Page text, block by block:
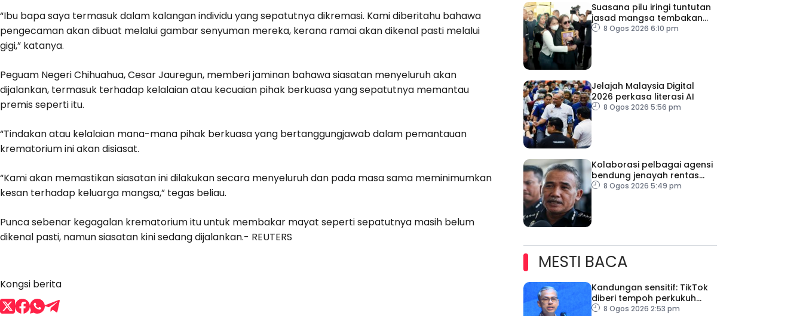
“Ibu bapa saya termasuk dalam kalangan individu yang sepatutnya dikremasi. Kami diberitahu bahawa
pengecaman akan dibuat melalui gambar senyuman mereka, kerana ramai akan dikenal pasti melalui
gigi,” katanya.
Peguam Negeri Chihuahua, Cesar Jauregun, memberi jaminan bahawa siasatan menyeluruh akan
dijalankan, termasuk terhadap kelalaian atau kecuaian pihak berkuasa yang sepatutnya memantau
premis seperti itu.
“Tindakan atau kelalaian mana-mana pihak berkuasa yang bertanggungjawab dalam pemantauan
krematorium ini akan disiasat.
“Kami akan memastikan siasatan ini dilakukan secara menyeluruh dan pada masa sama meminimumkan
kesan terhadap keluarga mangsa,” tegas beliau.
Punca sebenar kegagalan krematorium itu untuk membakar mayat seperti sepatutnya masih belum
dikenal pasti, namun siasatan kini sedang dijalankan.- REUTERS
Kongsi berita
Suasana pilu iringi tuntutan
jasad mangsa tembakan
Nonthaburi
8 Ogos 2026 6:10 pm
Jelajah Malaysia Digital
2026 perkasa literasi AI
8 Ogos 2026 5:56 pm
Kolaborasi pelbagai agensi
bendung jenayah rentas
sempadan
8 Ogos 2026 5:49 pm
MESTI BACA
Kandungan sensitif: TikTok
diberi tempoh perkukuh
sistem moderasi
8 Ogos 2026 2:53 pm